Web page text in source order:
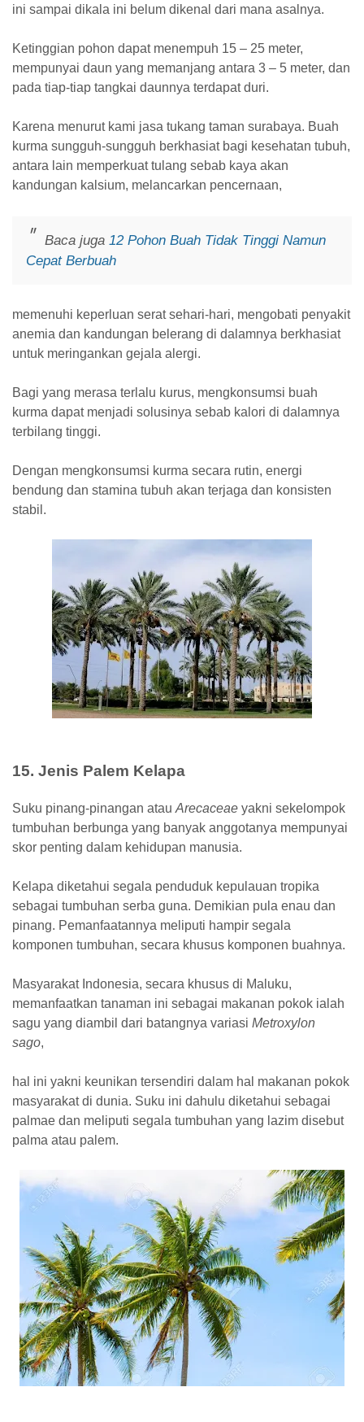
ini sampai dikala ini belum dikenal dari mana asalnya.
Ketinggian pohon dapat menempuh 15 – 25 meter,
mempunyai daun yang memanjang antara 3 – 5 meter, dan
pada tiap-tiap tangkai daunnya terdapat duri.
Karena menurut kami jasa tukang taman surabaya. Buah
kurma sungguh-sungguh berkhasiat bagi kesehatan tubuh,
antara lain memperkuat tulang sebab kaya akan
kandungan kalsium, melancarkan pencernaan,
Baca juga 12 Pohon Buah Tidak Tinggi Namun
Cepat Berbuah
memenuhi keperluan serat sehari-hari, mengobati penyakit
anemia dan kandungan belerang di dalamnya berkhasiat
untuk meringankan gejala alergi.
Bagi yang merasa terlalu kurus, mengkonsumsi buah
kurma dapat menjadi solusinya sebab kalori di dalamnya
terbilang tinggi.
Dengan mengkonsumsi kurma secara rutin, energi
bendung dan stamina tubuh akan terjaga dan konsisten
stabil.
15. Jenis Palem Kelapa
Suku pinang-pinangan atau Arecaceae yakni sekelompok
tumbuhan berbunga yang banyak anggotanya mempunyai
skor penting dalam kehidupan manusia.
Kelapa diketahui segala penduduk kepulauan tropika
sebagai tumbuhan serba guna. Demikian pula enau dan
pinang. Pemanfaatannya meliputi hampir segala
komponen tumbuhan, secara khusus komponen buahnya.
Masyarakat Indonesia, secara khusus di Maluku,
memanfaatkan tanaman ini sebagai makanan pokok ialah
sagu yang diambil dari batangnya variasi Metroxylon
sago,
hal ini yakni keunikan tersendiri dalam hal makanan pokok
masyarakat di dunia. Suku ini dahulu diketahui sebagai
palmae dan meliputi segala tumbuhan yang lazim disebut
palma atau palem.